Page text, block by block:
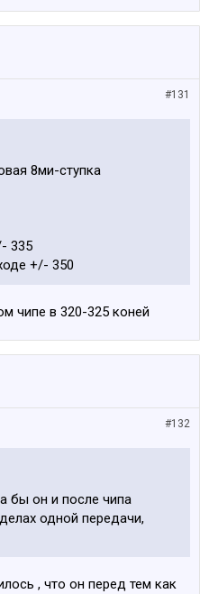
#131
8ми-ступка
335
+/- 350
чипе в 320-325 коней
#132
бы он и после чипа
одной передачи,
, что он перед тем как